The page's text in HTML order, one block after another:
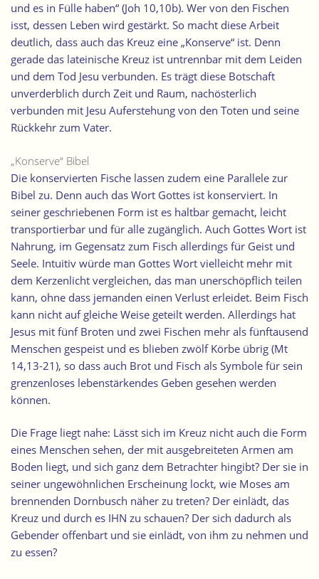
und es in Fülle haben“ (Joh 10,10b). Wer von den Fischen
isst, dessen Leben wird gestärkt. So macht diese Arbeit
deutlich, dass auch das Kreuz eine „Konserve“ ist. Denn
gerade das lateinische Kreuz ist untrennbar mit dem Leiden
und dem Tod Jesu verbunden. Es trägt diese Botschaft
unverderblich durch Zeit und Raum, nachösterlich
verbunden mit Jesu Auferstehung von den Toten und seine
Rückkehr zum Vater.
„Konserve“ Bibel
Die konservierten Fische lassen zudem eine Parallele zur
Bibel zu. Denn auch das Wort Gottes ist konserviert. In
seiner geschriebenen Form ist es haltbar gemacht, leicht
transportierbar und für alle zugänglich. Auch Gottes Wort ist
Nahrung, im Gegensatz zum Fisch allerdings für Geist und
Seele. Intuitiv würde man Gottes Wort vielleicht mehr mit
dem Kerzenlicht vergleichen, das man unerschöpflich teilen
kann, ohne dass jemanden einen Verlust erleidet. Beim Fisch
kann nicht auf gleiche Weise geteilt werden. Allerdings hat
Jesus mit fünf Broten und zwei Fischen mehr als fünftausend
Menschen gespeist und es blieben zwölf Körbe übrig (Mt
14,13-21), so dass auch Brot und Fisch als Symbole für sein
grenzenloses lebenstärkendes Geben gesehen werden
können.
Die Frage liegt nahe: Lässt sich im Kreuz nicht auch die Form
eines Menschen sehen, der mit ausgebreiteten Armen am
Boden liegt, und sich ganz dem Betrachter hingibt? Der sie in
seiner ungewöhnlichen Erscheinung lockt, wie Moses am
brennenden Dornbusch näher zu treten? Der einlädt, das
Kreuz und durch es IHN zu schauen? Der sich dadurch als
Gebender offenbart und sie einlädt, von ihm zu nehmen und
zu essen?